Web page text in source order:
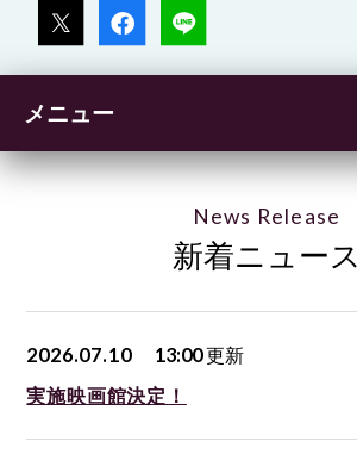
メニュー
News Release
新着ニュース
2026.07.10 13:00更新
実施映画館決定！